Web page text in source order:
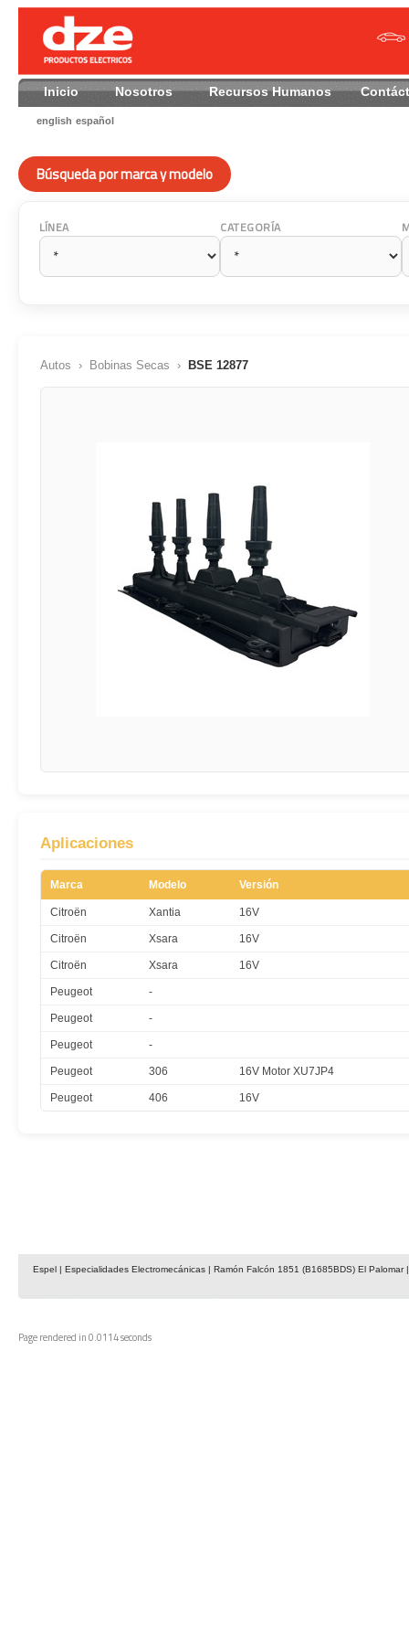
Inicio Nosotros Recursos Humanos
english español
Búsqueda por marca y modelo
LÍNEA CATEGORÍA
Autos › Bobinas Secas › BSE 12877
Aplicaciones
Marca Modelo Versión
Citroën Xantia 16V
Citroën Xsara 16V
Citroën Xsara 16V
Peugeot -
Peugeot -
Peugeot -
Peugeot 306 16V Motor XU7JP4
Peugeot 406 16V
Espel | Especialidades Electromecánicas | Ramón Falcón 1851 (B1685BDS) El
Page rendered in 0.0114 seconds